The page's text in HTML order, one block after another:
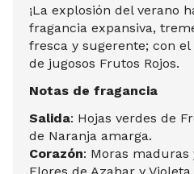
¡La explosión del verano
fragancia expansiva,
fresca y sugerente; con
de jugosos Frutos Rojos.
Notas de fragancia
Salida: Hojas verdes de
de Naranja amarga.
Corazón: Moras maduras